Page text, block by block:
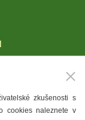
zkušenosti s
cookies naleznete v